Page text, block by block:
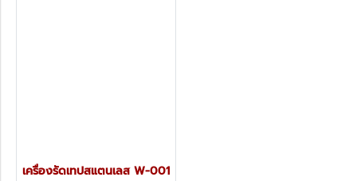
เครื่องรัดเทปสแตนเลส W-001